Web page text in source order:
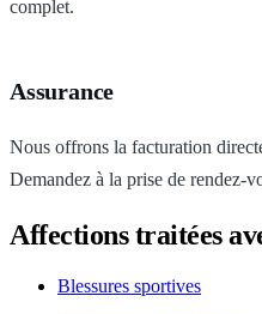
complet.
Assurance
Nous offrons la facturation
Demandez à la prise de rendez-
Affections traitées
Blessures sportives